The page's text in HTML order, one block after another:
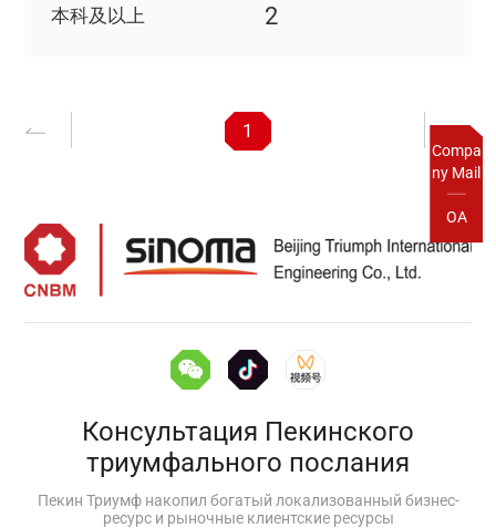
Compa
ny Mail
OA
本科及以上
2
1
Консультация Пекинского
триумфального послания
Пекин Триумф накопил богатый локализованный бизнес-
ресурс и рыночные клиентские ресурсы